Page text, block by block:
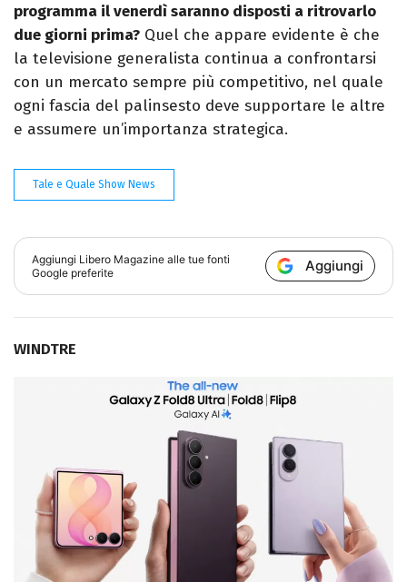
programma il venerdì saranno disposti a ritrovarlo
due giorni prima? Quel che appare evidente è che
la televisione generalista continua a confrontarsi
con un mercato sempre più competitivo, nel quale
ogni fascia del palinsesto deve supportare le altre
e assumere un’importanza strategica.
Tale e Quale Show News
Aggiungi Libero Magazine alle tue fonti
Google preferite
Aggiungi
WINDTRE